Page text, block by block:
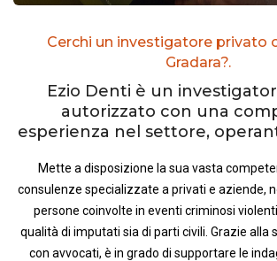
Cerchi un investigatore privato
Gradara?.
Ezio Denti è un
autorizzato con una
esperienza nel settore,
Mette a disposizione la sua vasta
consulenze specializzate a privati e aziende,
persone coinvolte in eventi criminosi
qualità di imputati sia di parti civili. Grazie alla
con avvocati, è in grado di supportare le